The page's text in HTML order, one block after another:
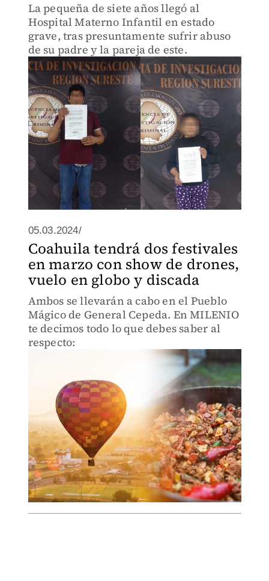
La pequeña de siete años llegó al
Hospital Materno Infantil en estado
grave, tras presuntamente sufrir abuso
de su padre y la pareja de este.
05.03.2024/
Coahuila tendrá dos festivales
en marzo con show de drones,
vuelo en globo y discada
Ambos se llevarán a cabo en el Pueblo
Mágico de General Cepeda. En MILENIO
te decimos todo lo que debes saber al
respecto: